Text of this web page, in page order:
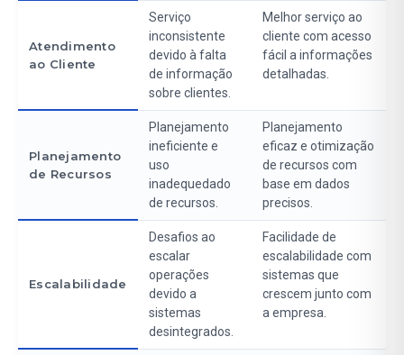
Atendimento
ao Cliente
Serviço
inconsistente
devido à falta
de informação
sobre clientes.
Melhor serviço ao
cliente com acesso
fácil a informações
detalhadas.
Planejamento
de Recursos
Planejamento
ineficiente e
uso
inadequedado
de recursos.
Planejamento
eficaz e otimização
de recursos com
base em dados
precisos.
Escalabilidade
Desafios ao
escalar
operações
devido a
sistemas
desintegrados.
Facilidade de
escalabilidade com
sistemas que
crescem junto com
a empresa.